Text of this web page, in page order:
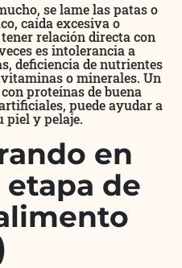
se lame las patas o
caída excesiva o
relación directa con
es intolerancia a
deficiencia de nutrientes
o minerales. Un
proteínas de buena
puede ayudar a
piel y pelaje.
en
de